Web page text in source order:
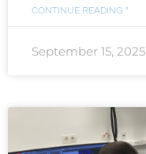
CONTINUE READING "
September 15, 2025